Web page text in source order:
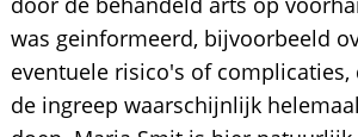
was geinformeerd, bijvoorbeeld
eventuele risico's of complicaties,
de ingreep waarschijnlijk